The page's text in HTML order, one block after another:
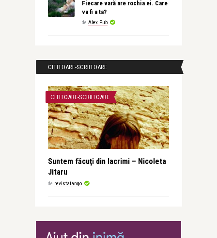
Fiecare vară are rochia ei. Care
va fi a ta?
de Alex Pub
CITITOARE-SCRIITOARE
CITITOARE-SCRIITOARE
Suntem făcuţi din lacrimi – Nicoleta
Jitaru
de revistatango